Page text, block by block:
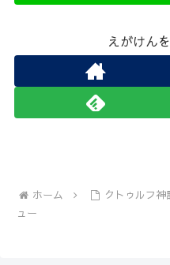
えがけん
ホーム
クトゥルフ
ュー